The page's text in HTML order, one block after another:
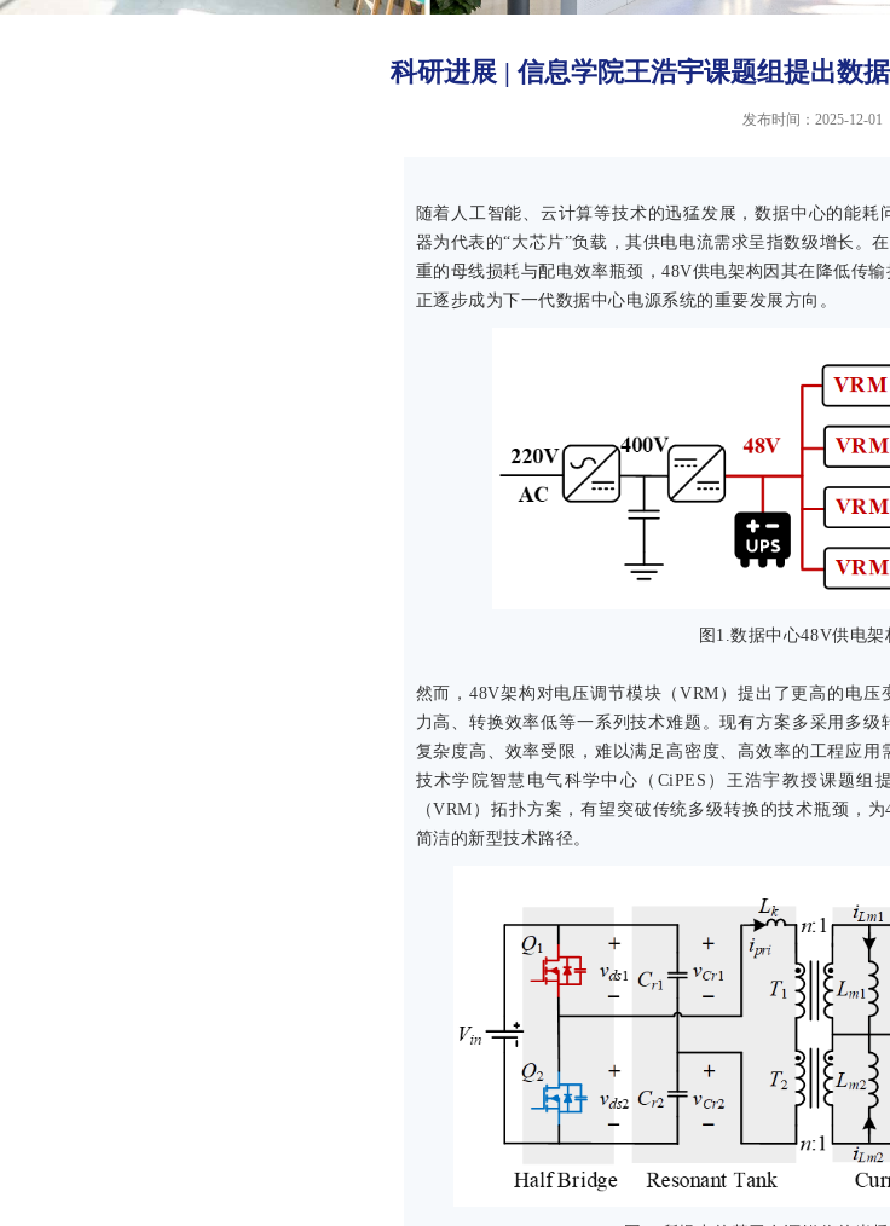
科研进展 | 信息学院王浩宇课题组提出数
发布时间：2025-12-01
随着人工智能、云计算等技术的迅猛发展，数据中心的能
器为代表的“大芯片”负载，其供电电流需求呈指数级增长。
重的母线损耗与配电效率瓶颈，48V供电架构因其在降低传
正逐步成为下一代数据中心电源系统的重要发展方向。
图1.数据中心48V供电架
然而，48V架构对电压调节模块（VRM）提出了更高的电
力高、转换效率低等一系列技术难题。现有方案多采用多
复杂度高、效率受限，难以满足高密度、高效率的工程应
技术学院智慧电气科学中心（CiPES）王浩宇教授课题组
（VRM）拓扑方案，有望突破传统多级转换的技术瓶颈，
简洁的新型技术路径。